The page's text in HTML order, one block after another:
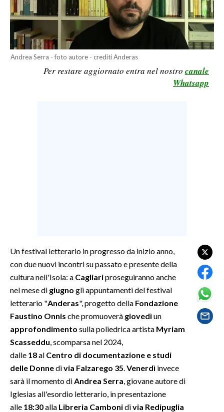
ECONOMIA
SERVIZI ALLE IMPRESE
LAVORO
CULTURA
SPETTACOLI
SALUTE
SARDEGNA TURISMO
SARDI NEL MONDO
NOTIZIE
Andrea Serra - foto autore - crediti Anderas
Per restare aggiornato entra nel nostro canale
Whatsapp
Un festival letterario in progresso da inizio anno,
con due nuovi incontri su passato e presente della
cultura nell'Isola: a Cagliariproseguiranno anche
nel mese di giugno gli appuntamenti del festival
letterario "Anderas", progetto della Fondazione
Faustino Onnis che promuoverà giovedì un
approfondimento sulla poliedrica artista Myriam
Scasseddu , scomparsa nel 2024,
dalle 18al Centro di documentazione e studi
delle Donnedivia Falzarego 35 Venerdì invece
sarà il momento di Andrea Serra , giovane autore di
Iglesias all'esordio letterario, in presentazione
alle 18:30alla Libreria Cambonidivia Redipuglia